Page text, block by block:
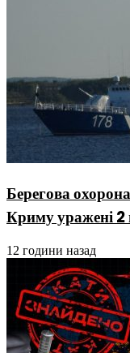
Берегова
Криму уражені 2
12 години назад